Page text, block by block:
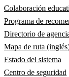
Colaboración
Programa de
Directorio de
Mapa de ruta
Estado del sistema
Centro de seguridad